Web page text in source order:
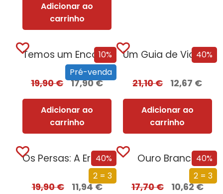
Adicionar ao
carrinho
10%
Pré-venda
Temos um Encontro (Outra Vez) – Edição com EDGES
19,90€ 17,90€
Adicionar ao
carrinho
40%
Um Guia de Viagem Pela Idade Média
21,10€ 12,67 €
Adicionar ao
carrinho
40%
2 = 3
Os Persas: A Era dos Grandes Reis
19,90€ 11,94€
40%
2 = 3
Ouro Branco
17,70€ 10,62€